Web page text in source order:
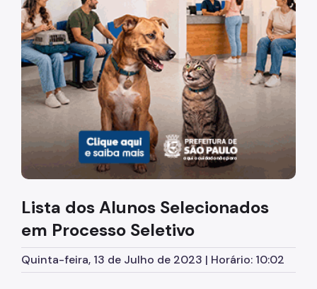
Diretrizes Institucionais
Organização
Legislação
Orientações
Infraestrutura
Agendamento de Salas
Dúvidas Frequentes
Formações da EMASP
Formações Oferecidas
Lista dos Alunos Selecionados
em Processo Seletivo
Quinta-feira, 13 de Julho de 2023 | Horário: 10:02